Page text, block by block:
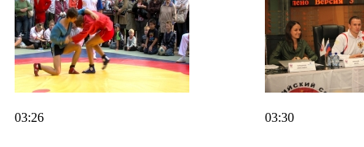
03:26 03:30